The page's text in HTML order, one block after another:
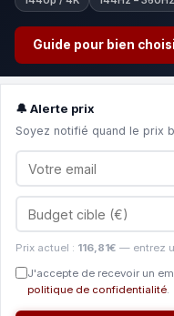
Guide pour bien
🔔 Alerte prix
Soyez notifié quand le prix
Prix actuel : 116,81€ — entrez
J'accepte de recevoir un
politique de confidentialité.